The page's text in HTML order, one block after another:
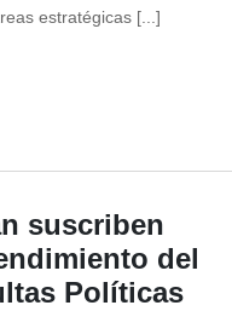
estratégicas [...]
suscriben
del
Políticas